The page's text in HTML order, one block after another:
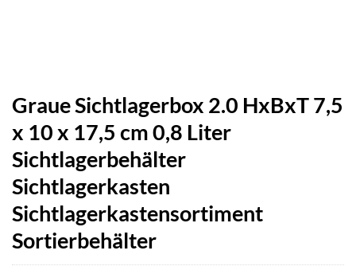
Graue Sichtlagerbox 2.0 HxBxT 7,5
x 10 x 17,5 cm 0,8 Liter
Sichtlagerbehälter
Sichtlagerkasten
Sichtlagerkastensortiment
Sortierbehälter